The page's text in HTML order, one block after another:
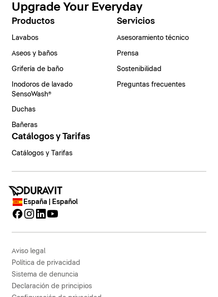
Upgrade Your Everyday
Productos
Lavabos
Aseos y baños
Grifería de baño
Inodoros de lavado
SensoWash®
Duchas
Bañeras
Servicios
Asesoramiento técnico
Prensa
Sostenibilidad
Preguntas frecuentes
Catálogos y Tarifas
Catálogos y Tarifas
España | Español
Aviso legal
Política de privacidad
Sistema de denuncia
Declaración de principios